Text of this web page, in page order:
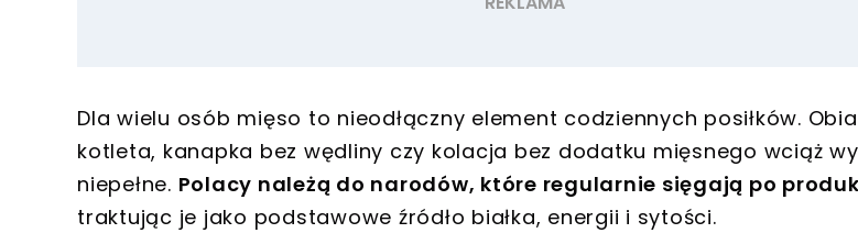
Dla wielu osób mięso to nieodłączny element codziennych posiłków.
kotleta, kanapka bez wędliny czy kolacja bez dodatku mięsnego wciąż
niepełne. Polacy należą do narodów, które regularnie sięgają po
traktując je jako podstawowe źródło białka, energii i sytości.